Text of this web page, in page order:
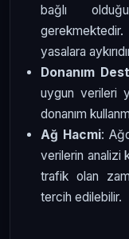
bağlı
yasalara
Donanım
uygun verileri
donanım
Ağ Hacmi:
verilerin analizi
trafik olan
tercih edilebilir.